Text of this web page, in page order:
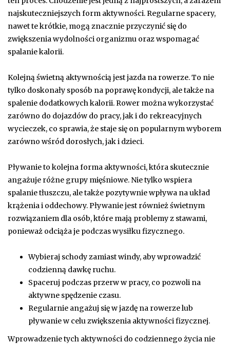
najskuteczniejszych form aktywności. Regularne spacery,
nawet te krótkie, mogą znacznie przyczynić się do
zwiększenia wydolności organizmu oraz wspomagać
spalanie kalorii.
Kolejną świetną aktywnością jest jazda na rowerze. To nie
tylko doskonały sposób na poprawę kondycji, ale także na
spalenie dodatkowych kalorii. Rower można wykorzystać
zarówno do dojazdów do pracy, jak i do rekreacyjnych
wycieczek, co sprawia, że staje się on popularnym wyborem
zarówno wśród dorosłych, jak i dzieci.
Pływanie to kolejna forma aktywności, która skutecznie
angażuje różne grupy mięśniowe. Nie tylko wspiera
spalanie tłuszczu, ale także pozytywnie wpływa na układ
krążenia i oddechowy. Pływanie jest również świetnym
rozwiązaniem dla osób, które mają problemy z stawami,
ponieważ odciąża je podczas wysiłku fizycznego.
Wybieraj schody zamiast windy, aby wprowadzić
codzienną dawkę ruchu.
Spaceruj podczas przerw w pracy, co pozwoli na
aktywne spędzenie czasu.
Regularnie angażuj się w jazdę na rowerze lub
pływanie w celu zwiększenia aktywności fizycznej.
Wprowadzenie tych aktywności do codziennego życia nie